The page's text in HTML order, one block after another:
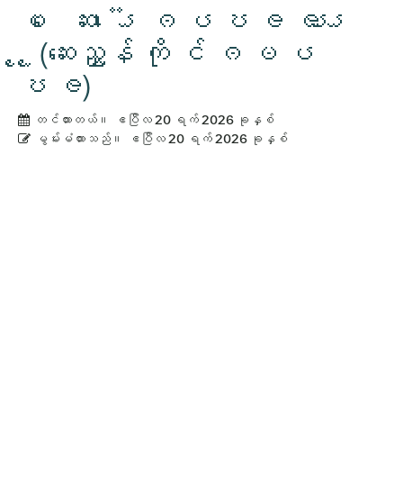
ပ ေ ဆး ၫၬ ၱ ၗ ၐ ၒ ၓ ၔ ၕ ၖ ၗ
ၘ ၙ (ဆေးညွှန် ကို င် ၐ ၑ ၒ
ၓ ၔ)
တင်ထားတယ်။
ဧပြီလ 20 ရက် 2026 ခုနှစ်
မွမ်းမံထားသည်။
ဧပြီလ 20 ရက် 2026 ခုနှစ်